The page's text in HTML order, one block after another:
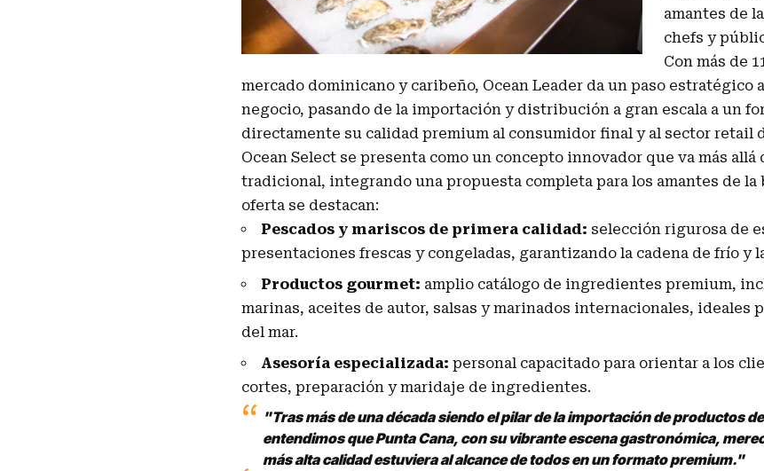
amantes de
chefs y
Con más de
mercado dominicano y caribeño, Ocean Leader da un paso estratégico
negocio, pasando de la importación y distribución a gran escala a un
directamente su calidad premium al consumidor final y al sector retail
Ocean Select se presenta como un concepto innovador que va más allá
tradicional, integrando una propuesta completa para los amantes de la
oferta se destacan:
Pescados y mariscos de primera calidad: selección rigurosa de
presentaciones frescas y congeladas, garantizando la cadena de frío y
Productos gourmet: amplio catálogo de ingredientes premium,
marinas, aceites de autor, salsas y marinados internacionales, ideales
del mar.
Asesoría especializada: personal capacitado para orientar a los
cortes, preparación y maridaje de ingredientes.
"Tras más de una década siendo el pilar de la importación de productos
entendimos que Punta Cana, con su vibrante escena gastronómica,
más alta calidad estuviera al alcance de todos en un formato premium."